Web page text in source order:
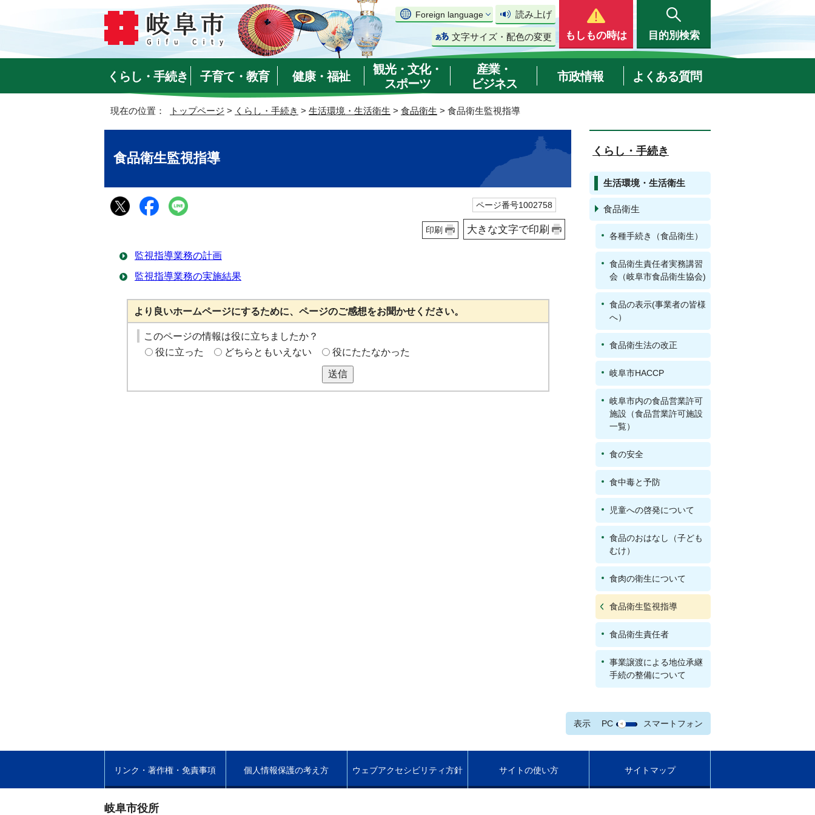
Foreign language 読み上げ
文字サイズ・配色の変更 もしもの時は 目的別検索
くらし・手続き 子育て・教育 健康・福祉
観光・文化・
スポーツ
産業・
ビジネス
市政情報 よくある質問
現在の位置： トップページ > くらし・手続き > 生活環境・生活衛生 > 食品衛生 > 食品衛生監視指導
食品衛生監視指導
ページ番号1002758
印刷 大きな文字で印刷
監視指導業務の計画
監視指導業務の実施結果
より良いホームページにするために、ページのご感想をお聞かせください。
このページの情報は役に立ちましたか？
役に立った
どちらともいえない 役にたたなかった
送信
くらし・手続き
生活環境・生活衛生
食品衛生
各種手続き（食品衛生）
食品衛生責任者実務講習
会（岐阜市食品衛生協会)
食品の表示(事業者の皆様
へ）
食品衛生法の改正
岐阜市HACCP
岐阜市内の食品営業許可
施設（食品営業許可施設
一覧）
食の安全
食中毒と予防
児童への啓発について
食品のおはなし（子ども
むけ）
食肉の衛生について
食品衛生監視指導
食品衛生責任者
事業譲渡による地位承継
手続の整備について
表示 PC スマートフォン
リンク・著作権・免責事項 個人情報保護の考え方 ウェブアクセシビリティ方針 サイトの使い方 サイトマップ
岐阜市役所